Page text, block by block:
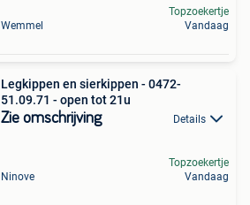
Wemmel
Topzoekertje
Vandaag
Legkippen en sierkippen - 0472-
51.09.71 - open tot 21u
Zie omschrijving Details
Ninove
Topzoekertje
Vandaag